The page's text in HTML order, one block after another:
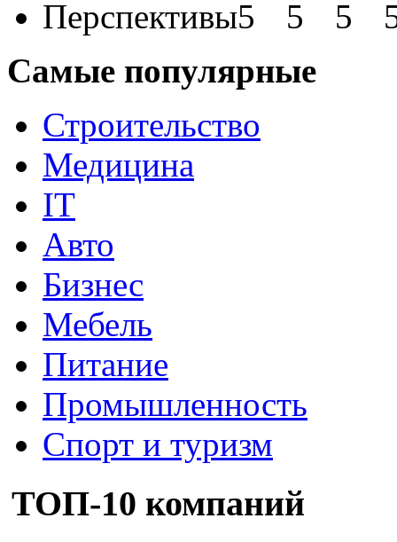
Перспективы
Самые популярные
Строительство
Медицина
IT
Авто
Бизнес
Мебель
Питание
Промышленность
Спорт и туризм
ТОП-10 компаний